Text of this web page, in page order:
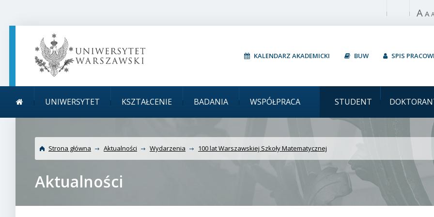
Włącz A A
KALENDARZ AKADEMICKI BUW SPIS
główne
UNIWERSYTET KSZTAŁCENIE BADANIA WSPÓŁPRACA STUDENT
Uniwersytet Warszawski 100 lat Warszawskiej
Strona główna Aktualności Wydarzenia 100 lat Warszawskiej Szkoły Matematycznej
Aktualności